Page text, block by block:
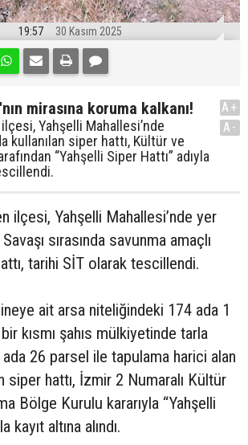
19:57 30 Kasım 2025
mirasına koruma kalkanı!
Yahşelli Mahallesi’nde
kullanılan siper hattı, Kültür ve
“Yahşelli Siper Hattı” adıyla
A+
A-
ilçesi, Yahşelli Mahallesi’nde yer
sırasında savunma amaçlı
tarihi SİT olarak tescillendi.
ait arsa niteliğindeki 174 ada 1
kısmı şahıs mülkiyetinde tarla
26 parsel ile tapulama harici alan
siper hattı, İzmir 2 Numaralı Kültür
Bölge Kurulu kararıyla “Yahşelli
kayıt altına alındı.